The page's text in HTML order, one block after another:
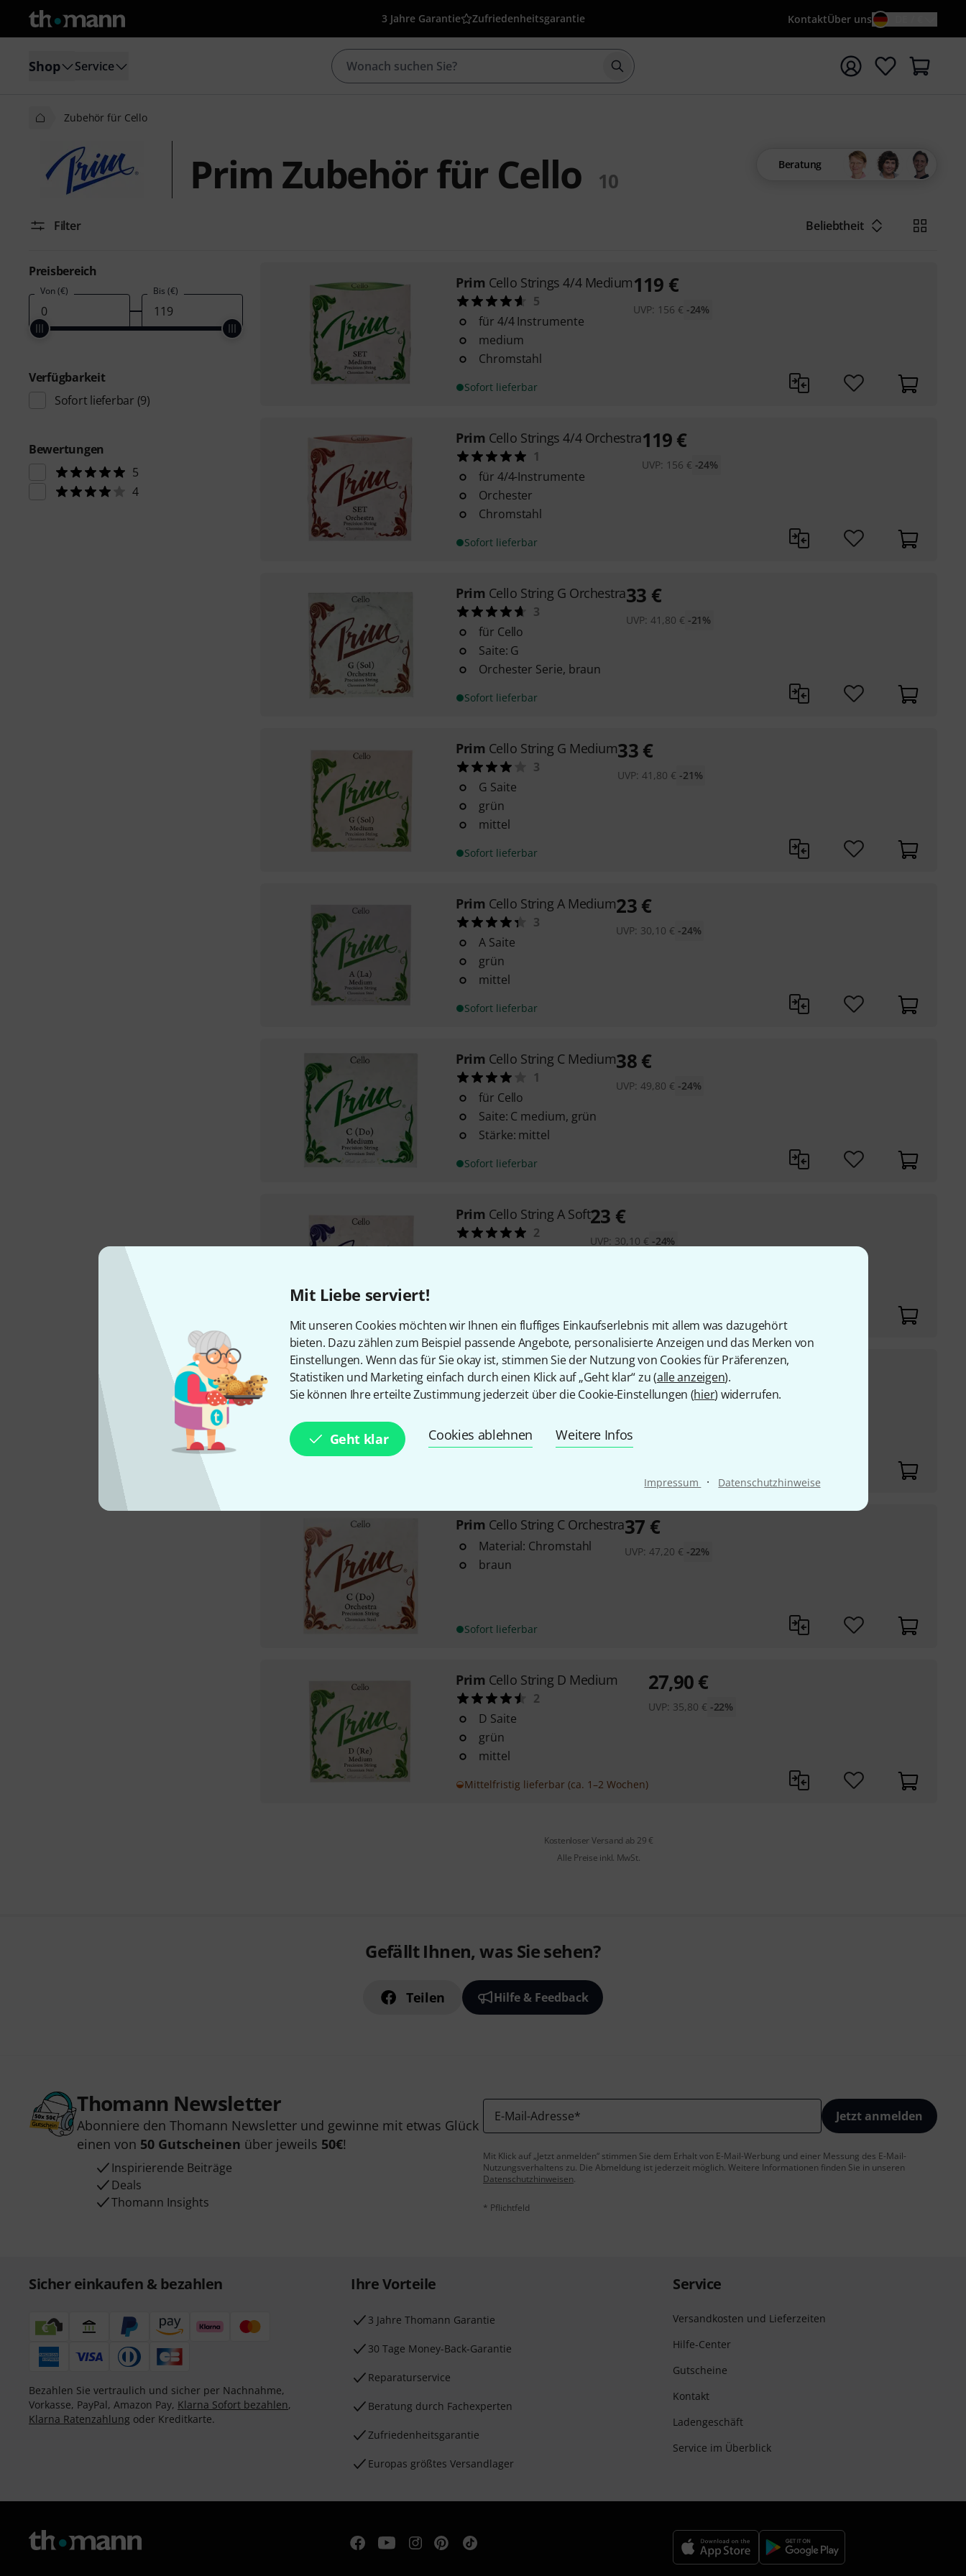
Mit Liebe serviert!
Mit unseren Cookies möchten wir Ihnen ein fluffiges Einkaufserlebnis mit allem was dazugehört
bieten. Dazu zählen zum Beispiel passende Angebote, personalisierte Anzeigen und das Merken von
Einstellungen. Wenn das für Sie okay ist, stimmen Sie der Nutzung von Cookies für Präferenzen,
Statistiken und Marketing einfach durch einen Klick auf „Geht klar“ zu (alle anzeigen).
Sie können Ihre erteilte Zustimmung jederzeit über die Cookie-Einstellungen (hier) widerrufen.
Geht klar Cookies ablehnen Weitere Infos
Impressum · Datenschutzhinweise
3 Jahre Garantie Zufriedenheitsgarantie KontaktÜber uns
Shop Service Suche mit Suchwort {searchTerm} starten
Zubehör für Cello
Prim Zubehör für Cello 10
Beratung
Filter Beliebtheit
Preisbereich
Von (€) Bis (€)
Verfügbarkeit
Sofort lieferbar (9)
Bewertungen
5
4
Prim Cello Strings 4/4 Medium
5
für 4/4 Instrumente
medium
Chromstahl
Sofort lieferbar
119 €
UVP: 156 € -24%
Prim Cello Strings 4/4 Orchestra
1
für 4/4-Instrumente
Orchester
Chromstahl
Sofort lieferbar
119€
UVP: 156 € -24%
Prim Cello String G Orchestra
3
für Cello
Saite: G
Orchester Serie, braun
Sofort lieferbar
33 €
UVP: 41,80 € -21%
Prim Cello String G Medium
3
G Saite
grün
mittel
Sofort lieferbar
33 €
UVP:41,80 € -21%
Prim Cello String A Medium
3
A Saite
grün
mittel
Sofort lieferbar
23 €
UVP: 30,10 € -24%
Prim Cello String C Medium
1
für Cello
Saite: C medium, grün
Stärke: mittel
Sofort lieferbar
38 €
UVP:49,80 € -24%
Prim Cello String A Soft
2
Sofort lieferbar
23 €
UVP: 30,10 € -24%
PrimCello Strings 4/4 Soft
3
soft
Chromstahl
119 €
UVP:156 € -24%
Prim Cello String C Orchestra
Material: Chromstahl
braun
Sofort lieferbar
37 €
UVP: 47,20 € -22%
Prim Cello String D Medium
2
D Saite
grün
mittel
Mittelfristig lieferbar (ca. 1–2 Wochen)
27,90€
UVP: 35,80 € -22%
Kostenloser Versand ab 29 €
Alle Preise inkl. MwSt.
Gefällt Ihnen, was Sie sehen?
Teilen Hilfe & Feedback
Thomann Newsletter
Abonniere den Thomann Newsletter und gewinne mit etwas Glück
einen von 50 Gutscheinen über jeweils 50€!
Inspirierende Beiträge
Deals
Thomann Insights
E-Mail-Adresse* Jetzt anmelden
Mit Klick auf „Jetzt anmelden“ stimmen Sie dem Erhalt von E-Mail-Werbung und einer Messung des E-Mail-
Nutzungsverhaltens zu. Die Abmeldung ist jederzeit möglich. Weitere Informationen finden Sie in unseren
Datenschutzhinweisen.
* Pflichtfeld
Sicher einkaufen & bezahlen
Bezahlen Sie vertraulich und sicher per Nachnahme,
Vorkasse, PayPal, Amazon Pay, Klarna Sofort bezahlen,
Klarna Ratenzahlung oder Kreditkarte.
Ihre Vorteile
3 Jahre Thomann Garantie
30 Tage Money-Back-Garantie
Reparaturservice
Beratung durch Fachexperten
Zufriedenheitsgarantie
Europas größtes Versandlager
Service
Versandkosten und Lieferzeiten
Hilfe-Center
Gutscheine
Kontakt
Ladengeschäft
Service im Überblick